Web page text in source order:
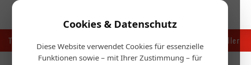
Cookies & Datenschutz
Diese Website verwendet Cookies für essenzielle
Funktionen sowie – mit Ihrer Zustimmung – für
Touristik Handel & Hersteller